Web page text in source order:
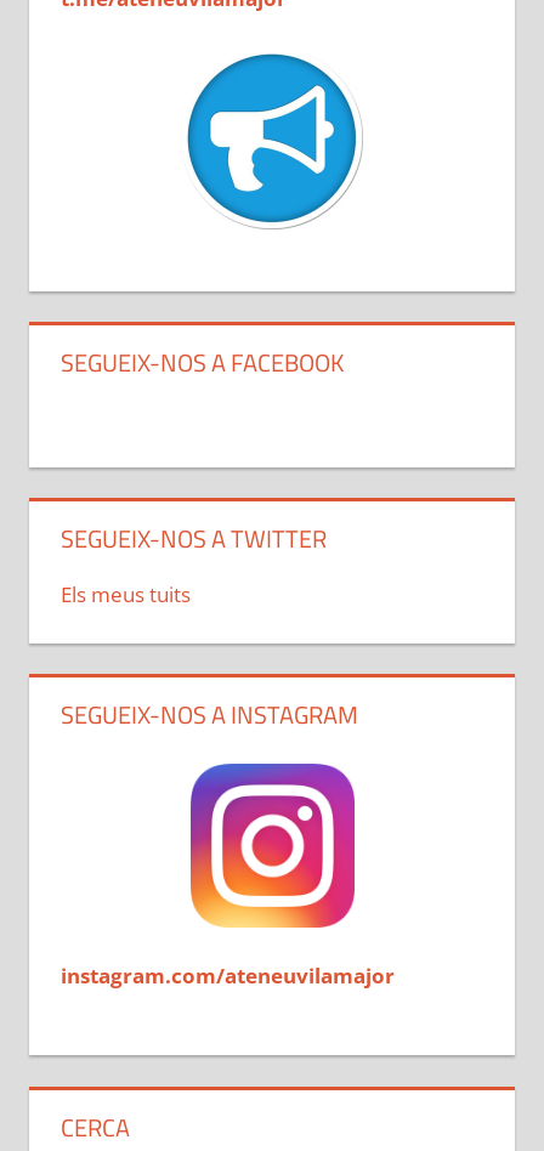
SEGUEIX-NOS A FACEBOOK
SEGUEIX-NOS A TWITTER
Els meus tuits
SEGUEIX-NOS A INSTAGRAM
instagram.com/ateneuvilamajor
CERCA